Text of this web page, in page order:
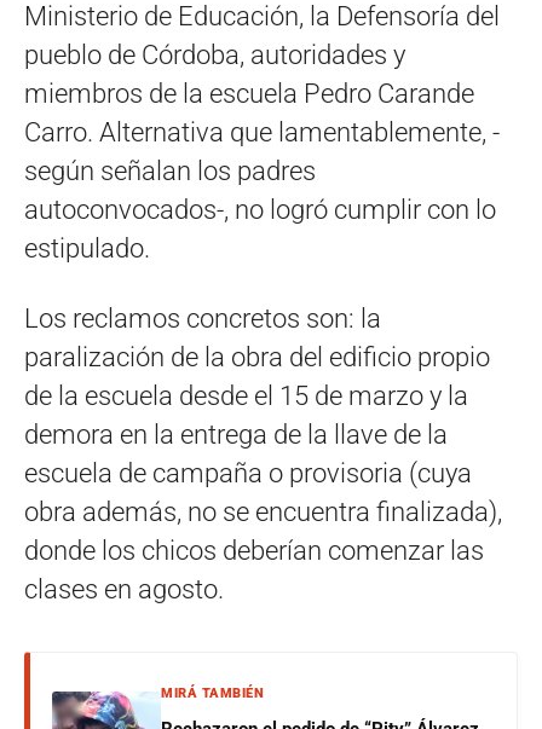
Ministerio de Educación, la Defensoría del
pueblo de Córdoba, autoridades y
miembros de la escuela Pedro Carande
Carro. Alternativa que lamentablemente, -
según señalan los padres
autoconvocados-, no logró cumplir con lo
estipulado.
Los reclamos concretos son: la
paralización de la obra del edificio propio
de la escuela desde el 15 de marzo y la
demora en la entrega de la llave de la
escuela de campaña o provisoria (cuya
obra además, no se encuentra finalizada),
donde los chicos deberían comenzar las
clases en agosto.
MIRÁ TAMBIÉN